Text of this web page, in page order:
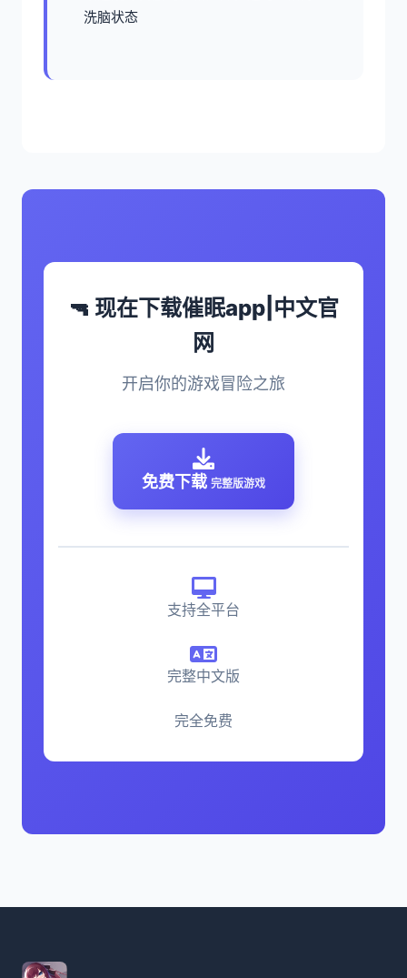
洗脑状态
🔫 现在下载催眠app|中文官
网
开启你的游戏冒险之旅
免费下载 完整版游戏
支持全平台
完整中文版
完全免费